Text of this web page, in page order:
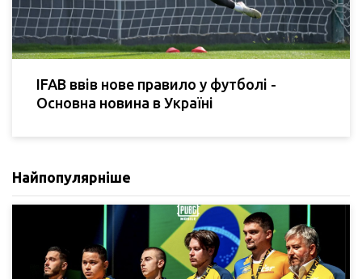
IFAB ввів нове правило у футболі -
Основна новина в Україні
Найпопулярніше